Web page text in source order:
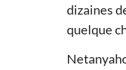
dizaines
quelque